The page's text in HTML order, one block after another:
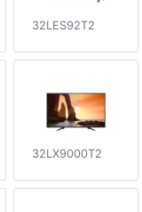
32LES92T2
32LX9000T2